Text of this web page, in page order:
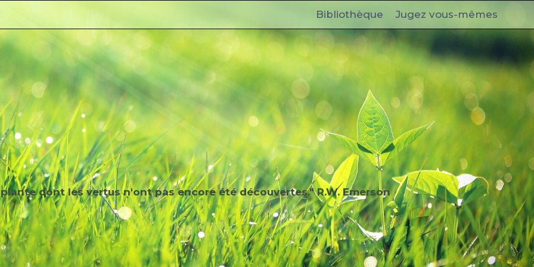
Bibliothèque Jugez vous-mêmes
dont les vertus n'ont pas encore été découvertes." R.W. Emerson